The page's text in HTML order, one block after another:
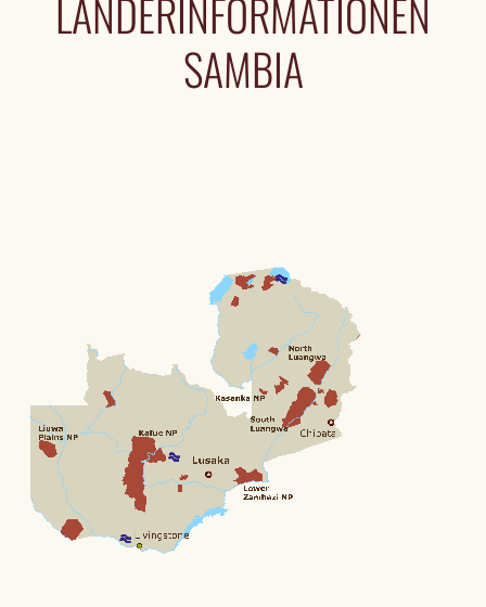
LÄNDERINFORMATIONEN
SAMBIA